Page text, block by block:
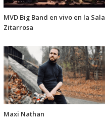
MVD Big Band en vivo en la Sala
Zitarrosa
Maxi Nathan